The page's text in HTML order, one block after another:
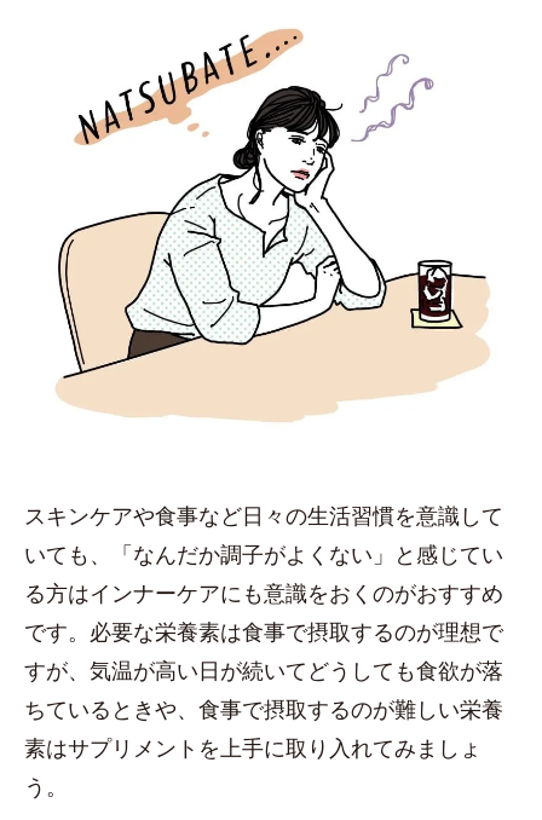
スキンケアや食事など日々の生活習慣を意識して
いても、「なんだか調子がよくない」と感じてい
る方はインナーケアにも意識をおくのがおすすめ
です。必要な栄養素は食事で摂取するのが理想で
すが、気温が高い日が続いてどうしても食欲が落
ちているときや、食事で摂取するのが難しい栄養
素はサプリメントを上手に取り入れてみましょ
う。